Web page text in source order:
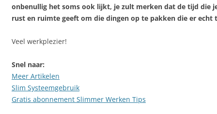
onbenullig het soms ook lijkt, je zult merken dat de tijd die
rust en ruimte geeft om die dingen op te pakken die er echt
Veel werkplezier!
Snel naar:
Meer Artikelen
Slim Systeemgebruik
Gratis abonnement Slimmer Werken Tips